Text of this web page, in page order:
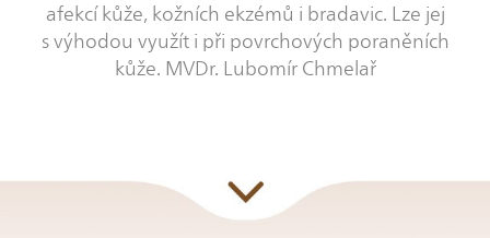
afekcí kůže, kožních ekzémů i bradavic. Lze jej
s výhodou využít i při povrchových poraněních
kůže. MVDr. Lubomír Chmelař